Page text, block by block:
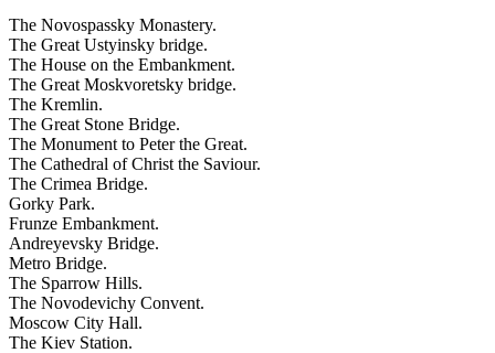
The Novospassky Monastery.
The Great Ustyinsky bridge.
The House on the Embankment.
The Great Moskvoretsky bridge.
The Kremlin.
The Great Stone Bridge.
The Monument to Peter the Great.
The Cathedral of Christ the Saviour.
The Crimea Bridge.
Gorky Park.
Frunze Embankment.
Andreyevsky Bridge.
Metro Bridge.
The Sparrow Hills.
The Novodevichy Convent.
Moscow City Hall.
The Kiev Station.